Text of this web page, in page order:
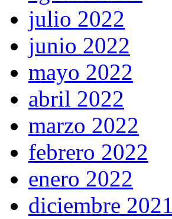
julio 2022
junio 2022
mayo 2022
abril 2022
marzo 2022
febrero 2022
enero 2022
diciembre 2021